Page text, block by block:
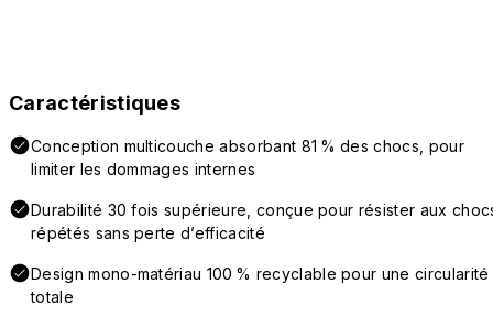
Caractéristiques
Conception multicouche absorbant 81 % des chocs, pour
limiter les dommages internes
Durabilité 30 fois supérieure, conçue pour résister aux
répétés sans perte d’efficacité
Design mono-matériau 100 % recyclable pour une circularité
totale